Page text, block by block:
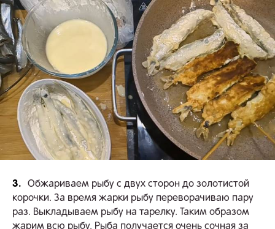
3.
Обжариваем рыбу с двух сторон до золотистой
корочки. За время жарки рыбу переворачиваю пару
раз. Выкладываем рыбу на тарелку. Таким образом
жарим всю рыбу. Рыба получается очень сочная за